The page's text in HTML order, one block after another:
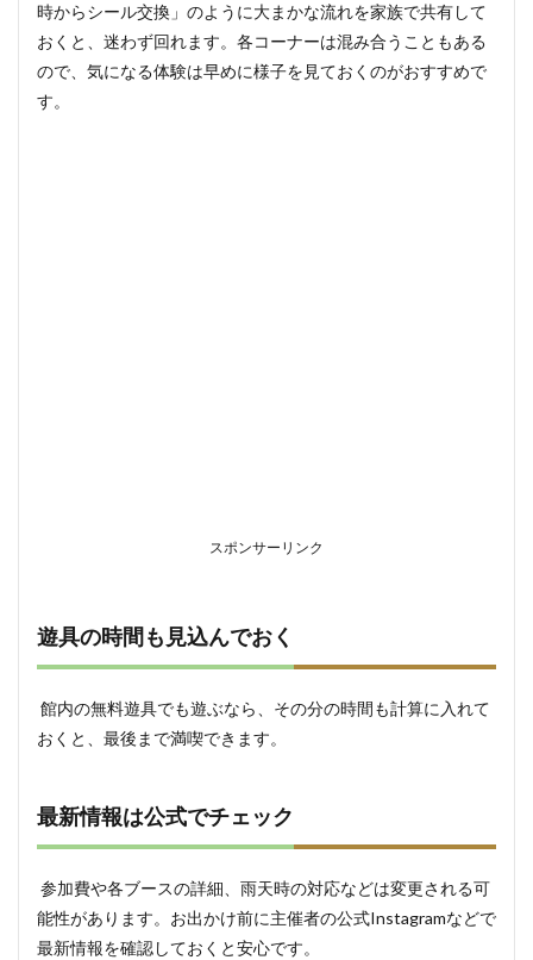
時からシール交換」のように大まかな流れを家族で共有して
おくと、迷わず回れます。各コーナーは混み合うこともある
ので、気になる体験は早めに様子を見ておくのがおすすめで
す。
スポンサーリンク
遊具の時間も見込んでおく
館内の無料遊具でも遊ぶなら、その分の時間も計算に入れて
おくと、最後まで満喫できます。
最新情報は公式でチェック
参加費や各ブースの詳細、雨天時の対応などは変更される可
能性があります。お出かけ前に主催者の公式Instagramなどで
最新情報を確認しておくと安心です。